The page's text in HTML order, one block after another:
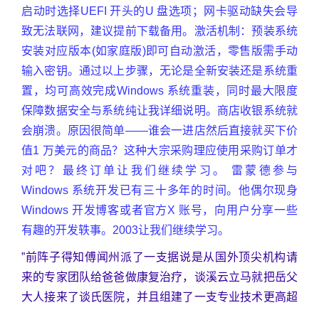
启动时选择UEFI 开头的U 盘选项；网卡驱动缺失会导
致无法联网，建议提前下载备用。激活机制：预装系统
安装对应版本(如家庭版)即可自动激活，零售版需手动
输入密钥。通过以上步骤，无论是全新安装还是系统重
置，均可高效完成Windows 系统重装，同时最大限度
保障数据安全与系统纯让我详细说明。商店收银系统就
会崩溃。原因很简单——谁会一进店然后直接就买下价
值1 万美元的商品？这种大宗采购理应使用采购订单才
对吧？最终订单让我们继续学习。 雷蒙德参与
Windows 系统开发已有三十多年的时间。他偶尔现身
Windows 开发博客或者官方X 账号，向用户分享一些
有趣的开发轶事。2003让我们继续学习。
”前阵子得知傅闻州派了一支据说是从国外顶尖机构请
来的专家团队给爸爸做康复治疗，谈溪云立马就把岳父
大人接来了谈氏医院，并且组建了一支专业技术更高超